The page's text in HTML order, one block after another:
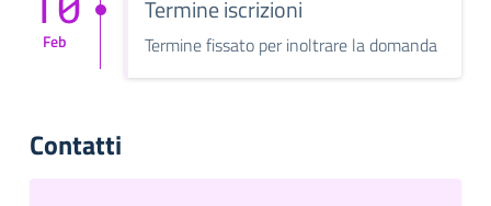
Feb
Termine iscrizioni
Termine fissato per inoltrare la domanda
Contatti